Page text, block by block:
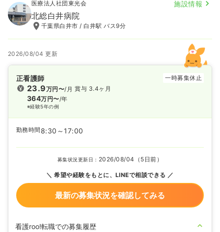
医療法人社団東光会 施設情報
北総白井病院
千葉県白井市 / 白井駅 バス9分
2026/08/04 更新
正看護師 一時募集休止
23.9万円〜/月
364万円〜/年
※経験5年の例
賞与 3.4ヶ月
勤務時間 8:30～17:00
募集状況更新日： 2026/08/04（5日前）
希望や経験をもとに、LINEで相談できる
最新の募集状況を確認してみる
看護roo!転職での募集履歴